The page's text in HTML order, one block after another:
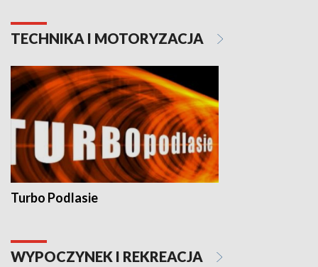
TECHNIKA I MOTORYZACJA
Turbo Podlasie
WYPOCZYNEK I REKREACJA